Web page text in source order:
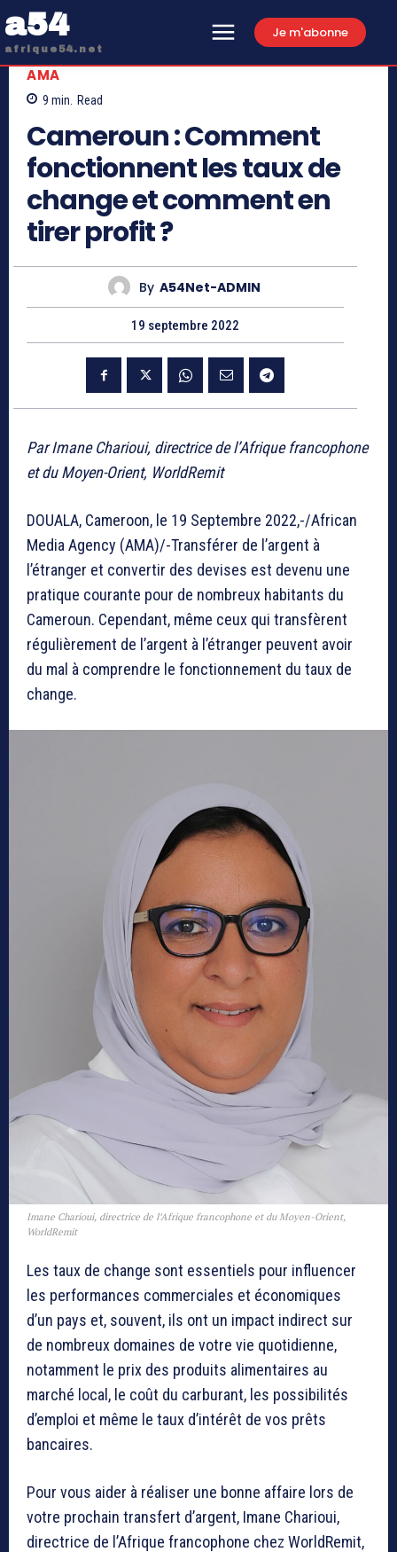
a54
afrique54.net
Je m'abonne
AMA
9 min. Read
Cameroun : Comment
fonctionnent les taux de
change et comment en
tirer profit ?
By A54Net-ADMIN
19 septembre 2022
Par Imane Charioui, directrice de l’Afrique francophone
et du Moyen-Orient, WorldRemit
DOUALA, Cameroon, le 19 Septembre 2022,-/African
Media Agency (AMA)/-Transférer de l’argent à
l’étranger et convertir des devises est devenu une
pratique courante pour de nombreux habitants du
Cameroun. Cependant, même ceux qui transfèrent
régulièrement de l’argent à l’étranger peuvent avoir
du mal à comprendre le fonctionnement du taux de
change.
Imane Charioui, directrice de l’Afrique francophone et du Moyen-Orient,
WorldRemit
Les taux de change sont essentiels pour influencer
les performances commerciales et économiques
d’un pays et, souvent, ils ont un impact indirect sur
de nombreux domaines de votre vie quotidienne,
notamment le prix des produits alimentaires au
marché local, le coût du carburant, les possibilités
d’emploi et même le taux d’intérêt de vos prêts
bancaires.
Pour vous aider à réaliser une bonne affaire lors de
votre prochain transfert d’argent, Imane Charioui,
directrice de l’Afrique francophone chez WorldRemit,